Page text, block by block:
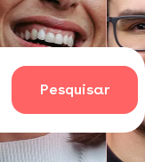
Pesquisar